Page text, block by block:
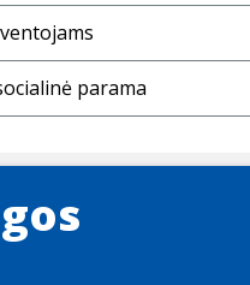
parama